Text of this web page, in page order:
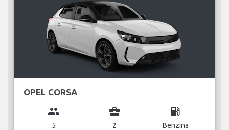
OPEL CORSA
group
5
business_center
2
local_gas_station
Benzina